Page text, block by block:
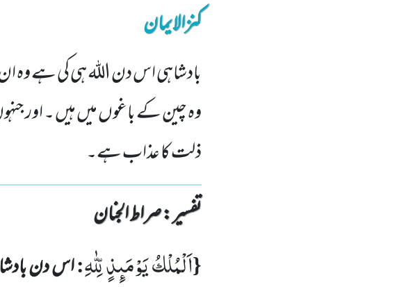
کنزالایمان
بادشاہی اس دن اللہ ہی کی ہے وہ
وہ چین کے باغوں میں ہیں ۔ اور
ذلت کا عذاب ہے۔
تفسیر : ‎صراط الجنان
{اَلْمُلْكُ یَوْمَىٕذٍ لِّلّٰهِ:اس دن